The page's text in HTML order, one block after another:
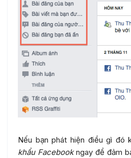
Nếu bạn phát hiện điều gì đó
khẩu Facebookngay để đảm